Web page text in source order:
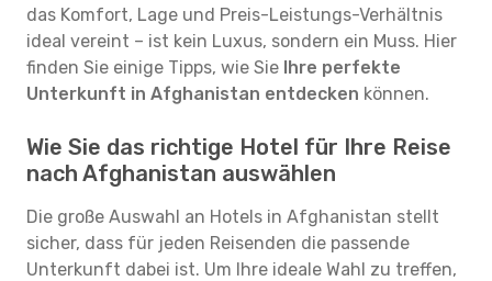
das Komfort, Lage und Preis-Leistungs-Verhältnis
ideal vereint – ist kein Luxus, sondern ein Muss. Hier
finden Sie einige Tipps, wie Sie Ihre perfekte
Unterkunft in Afghanistan entdecken können.
Wie Sie das richtige Hotel für Ihre Reise
nach Afghanistan auswählen
Die große Auswahl an Hotels in Afghanistan stellt
sicher, dass für jeden Reisenden die passende
Unterkunft dabei ist. Um Ihre ideale Wahl zu treffen,